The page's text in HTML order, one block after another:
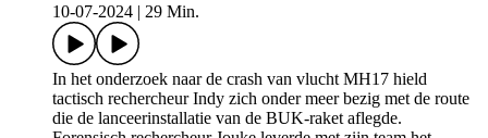
10-07-2024
29 Min.
In het onderzoek naar de crash van vlucht MH17 hield
tactisch rechercheur Indy zich onder meer bezig met de route
die de lanceerinstallatie van de BUK-raket aflegde.